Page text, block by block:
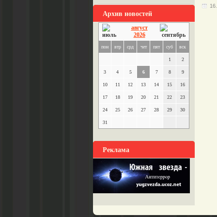
Архив новостей
август
2026
пон втр срд чет пят суб вск
1 2
3 4 5 6 7 8 9
10 11 12 13 14 15 16
17 18 19 20 21 22 23
24 25 26 27 28 29 30
31
Реклама